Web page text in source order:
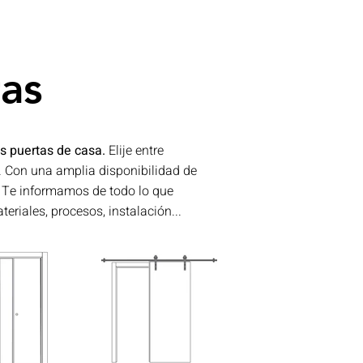
puertas de casa. ​​Elije entre
una amplia disponibilidad de
informamos de todo lo que
procesos, instalación...